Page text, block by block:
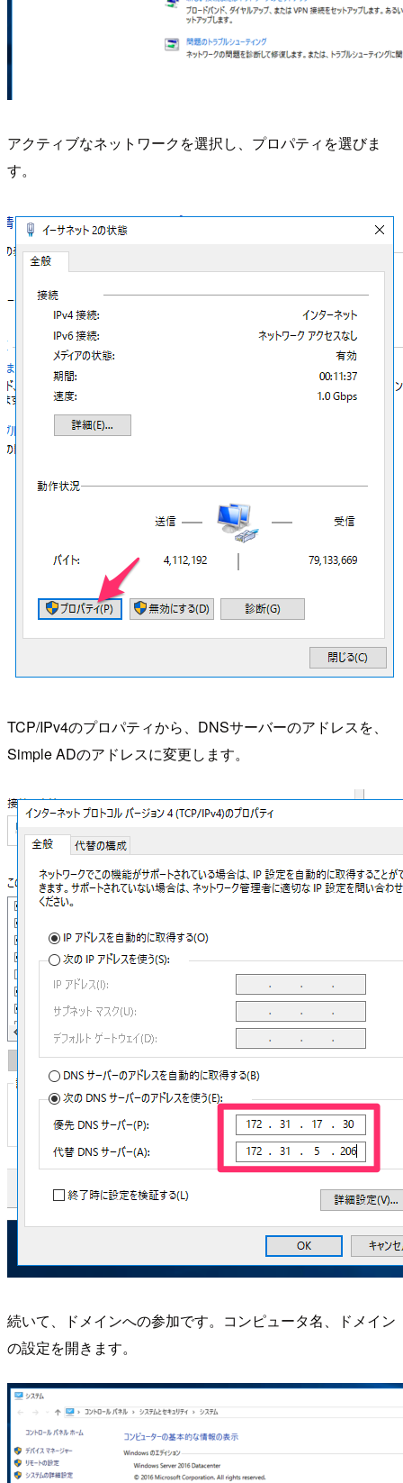
アクティブなネットワークを選択し、プロパティを選びま
す。
TCP/IPv4のプロパティから、DNSサーバーのアドレスを、
Simple ADのアドレスに変更します。
続いて、ドメインへの参加です。コンピュータ名、ドメイン
の設定を開きます。